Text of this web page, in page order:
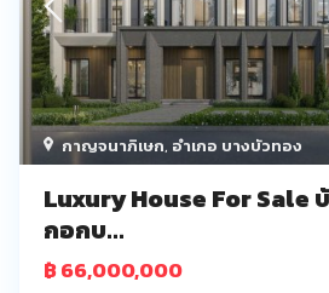
กาญจนาภิเษก, อำเภอ บางบัวทอง
Luxury House For Sale
กอกบ...
฿ 66,000,000